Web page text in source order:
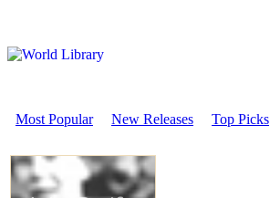
Most Popular New Releases Top Picks